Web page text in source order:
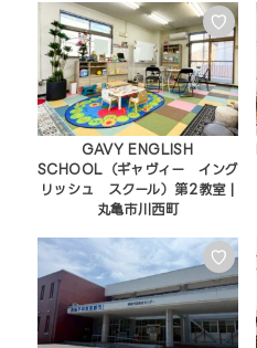
♡
GAVY ENGLISH
SCHOOL（ギャヴィー イング
リッシュ スクール）第2教室 |
丸亀市川西町
♡